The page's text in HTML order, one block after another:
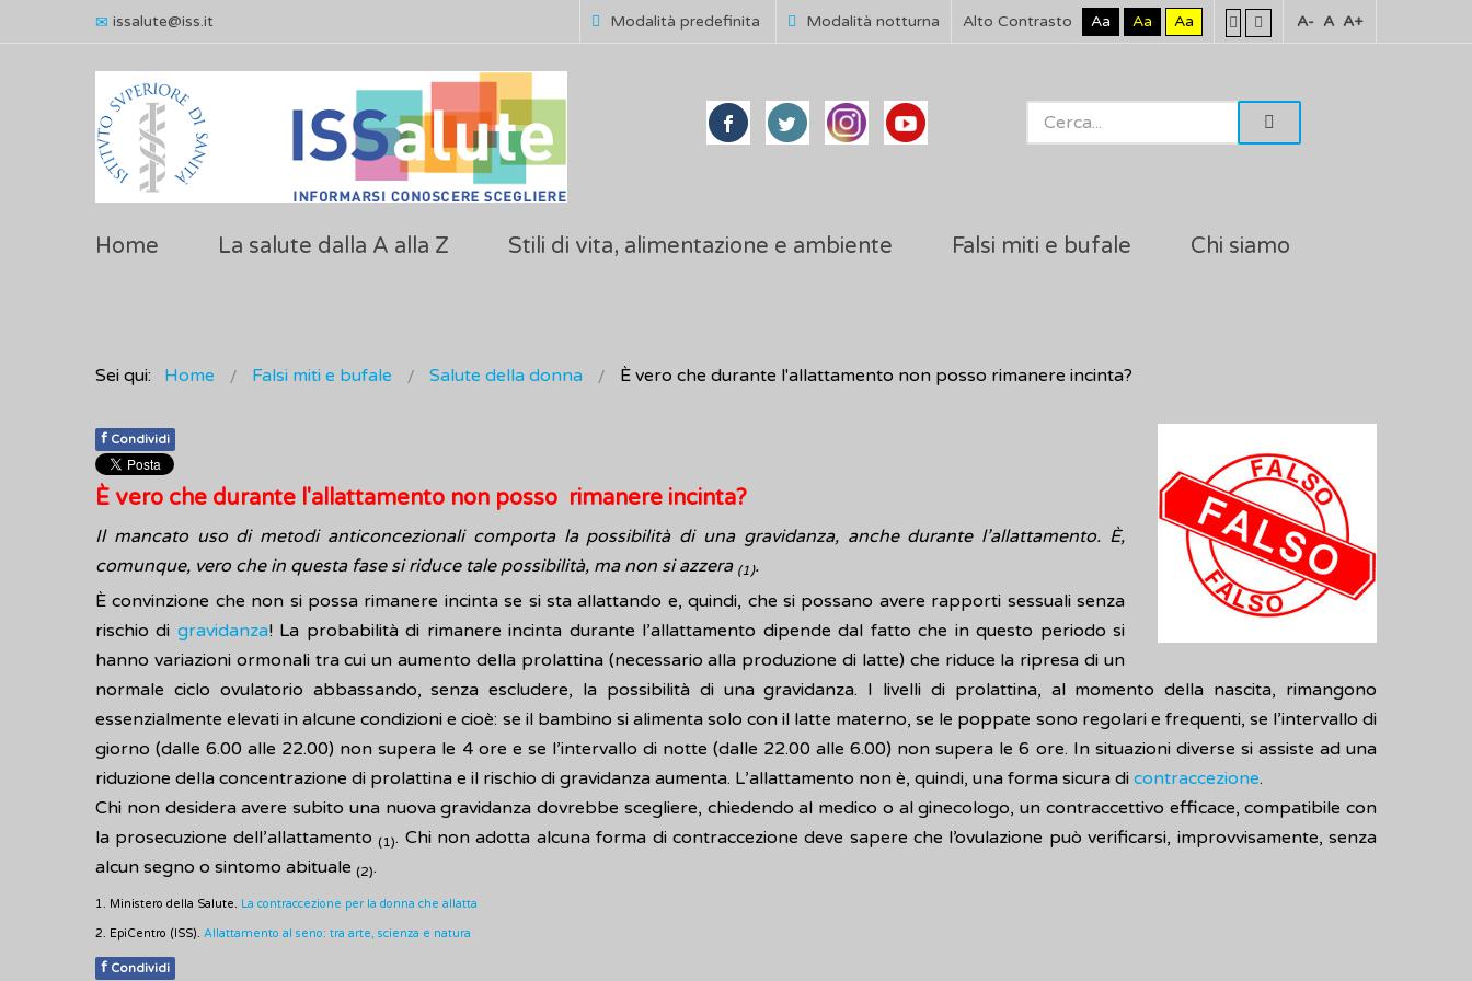
issalute@iss.it Modalità predefinita Modalità notturna Alto Contrasto Aa Aa Aa A- A A+
Home La salute dalla A alla Z Stili di vita, alimentazione e ambiente Falsi miti e bufale Chi siamo
Sei qui: Home Falsi miti e bufale Salute della donna È vero che durante l'allattamento non posso rimanere incinta?
f Condividi
È vero che durante l'allattamento non posso rimanere incinta?
Il mancato uso di metodi anticoncezionali comporta la possibilità di una gravidanza, anche durante l’allattamento. È,
comunque, vero che in questa fase si riduce tale possibilità, ma non si azzera (1).
È convinzione che non si possa rimanere incinta se si sta allattando e, quindi, che si possano avere rapporti sessuali senza
rischio di gravidanza! La probabilità di rimanere incinta durante l’allattamento dipende dal fatto che in questo periodo si
hanno variazioni ormonali tra cui un aumento della prolattina (necessario alla produzione di latte) che riduce la ripresa di un
normale ciclo ovulatorio abbassando, senza escludere, la possibilità di una gravidanza. I livelli di prolattina, al momento della nascita, rimangono
essenzialmente elevati in alcune condizioni e cioè: se il bambino si alimenta solo con il latte materno, se le poppate sono regolari e frequenti, se l’intervallo di
giorno (dalle 6.00 alle 22.00) non supera le 4 ore e se l’intervallo di notte (dalle 22.00 alle 6.00) non supera le 6 ore. In situazioni diverse si assiste ad una
riduzione della concentrazione di prolattina e il rischio di gravidanza aumenta. L’allattamento non è, quindi, una forma sicura di contraccezione.
Chi non desidera avere subito una nuova gravidanza dovrebbe scegliere, chiedendo al medico o al ginecologo, un contraccettivo efficace, compatibile con
la prosecuzione dell’allattamento(1). Chi non adotta alcuna forma di contraccezione deve sapere che l’ovulazione può verificarsi, improvvisamente, senza
alcun segno o sintomo abituale (2).
1. Ministero della Salute. La contraccezione per la donna che allatta
2. EpiCentro (ISS). Allattamento al seno: tra arte, scienza e natura
f Condividi